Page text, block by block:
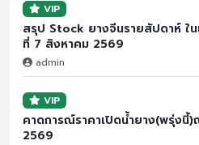
VIP
สรุป Stock ยางจีนรายสัปดาห์ ใ
ที่ 7 สิงหาคม 2569
admin
VIP
คาดการณ์ราคาเปิดน้ำยาง(พรุ่งนี้
2569